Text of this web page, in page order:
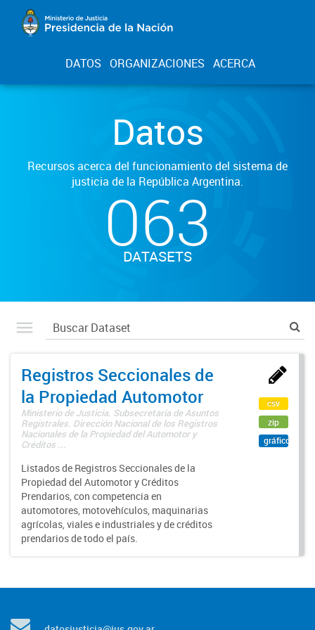
DATOS ORGANIZACIONES ACERCA
Datos
Recursos acerca del funcionamiento del sistema de
justicia de la República Argentina.
063
DATASETS
Registros Seccionales de
la Propiedad Automotor
Ministerio de Justicia. Subsecretaría de Asuntos
Registrales. Dirección Nacional de los Registros
Nacionales de la Propiedad del Automotor y
Créditos ...
Listados de Registros Seccionales de la
Propiedad del Automotor y Créditos
Prendarios, con competencia en
automotores, motovehículos, maquinarias
agrícolas, viales e industriales y de créditos
prendarios de todo el país.
csv
zip
gráfico